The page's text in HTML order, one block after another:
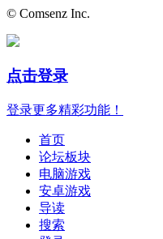
© Comsenz Inc.
点击登录
登录更多精彩功能！
首页
论坛板块
电脑游戏
安卓游戏
导读
搜索